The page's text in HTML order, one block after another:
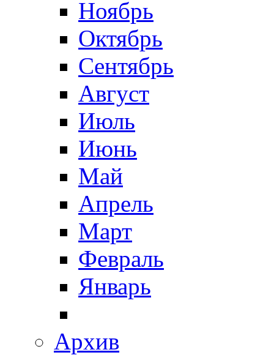
Ноябрь
Октябрь
Сентябрь
Август
Июль
Июнь
Май
Апрель
Март
Февраль
Январь
Архив